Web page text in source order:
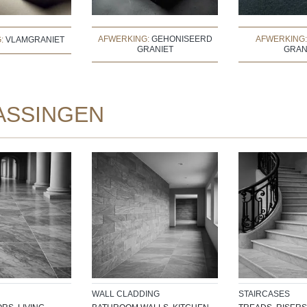
VLAMGRANIET AFWERKING: GEHONISEERD
GRANIET
WALL CLADDING
STAIRCASES